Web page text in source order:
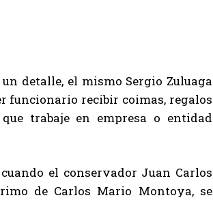
detalle, el mismo Sergio Zuluaga
funcionario recibir coimas, regalos
trabaje en empresa o entidad
el conservador Juan Carlos
de Carlos Mario Montoya, se